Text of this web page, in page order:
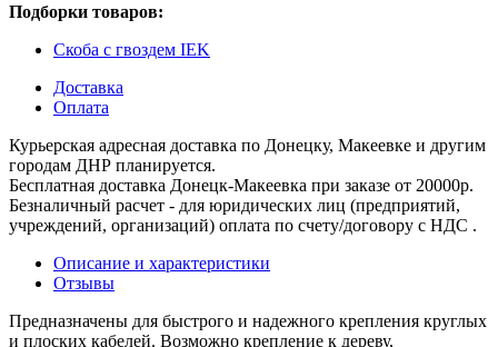
Подборки товаров:
Скоба с гвоздем IEK
Доставка
Оплата
Курьерская адресная доставка по Донецку, Макеевке и другим
городам ДНР планируется.
Бесплатная доставка Донецк-Макеевка при заказе от 20000р.
Безналичный расчет - для юридических лиц (предприятий,
учреждений, организаций) оплата по счету/договору с НДС .
Описание и характеристики
Отзывы
Предназначены для быстрого и надежного крепления круглых
и плоских кабелей. Возможно крепление к дереву,